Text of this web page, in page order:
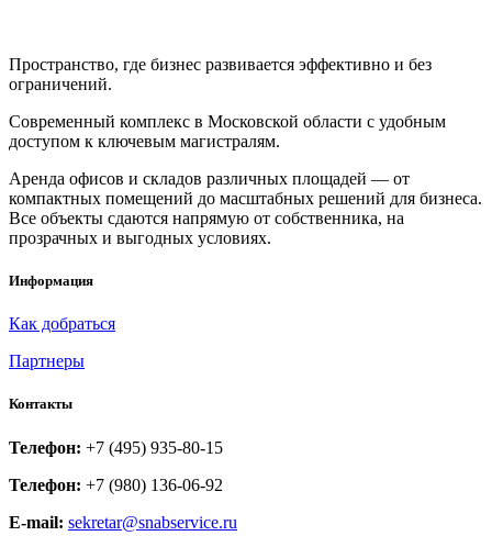
Пространство, где бизнес развивается эффективно и без
ограничений.
Современный комплекс в Московской области с удобным
доступом к ключевым магистралям.
Аренда офисов и складов различных площадей — от
компактных помещений до масштабных решений для бизнеса.
Все объекты сдаются напрямую от собственника, на
прозрачных и выгодных условиях.
Информация
Как добраться
Партнеры
Контакты
Телефон: +7 (495) 935-80-15
Телефон: +7 (980) 136-06-92
E-mail: sekretar@snabservice.ru